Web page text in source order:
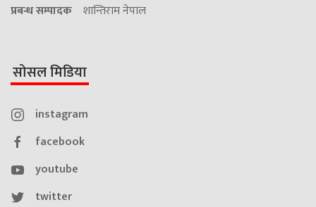
प्रबन्ध सम्पादक शान्तिराम नेपाल
सोसल मिडिया
instagram
facebook
youtube
twitter